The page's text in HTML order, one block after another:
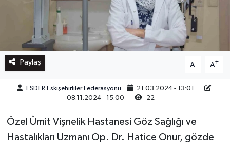
Paylaş A- A+
ESDER Eskişehirliler Federasyonu
21.03.2024 - 13:01
08.11.2024 - 15:00
22
Özel Ümit Vişnelik Hastanesi Göz Sağlığı ve
Hastalıkları Uzmanı Op. Dr. Hatice Onur, gözde